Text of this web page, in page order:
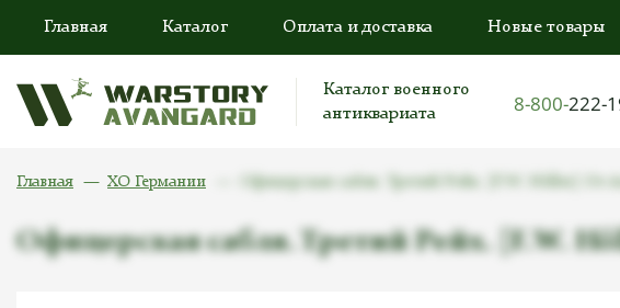
Главная Каталог Оплата и доставка Новые товары
Каталог военного
антиквариата
8-800-222-
Главная ХО Германии
Офицерская сабля. Третий Рейх. [F.W.